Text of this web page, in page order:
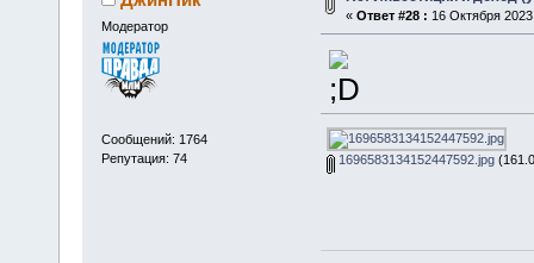
Модератор
Сообщений: 1764
Репутация: 74
« Ответ #28 : 16 Октября
1696583134152447592.jpg